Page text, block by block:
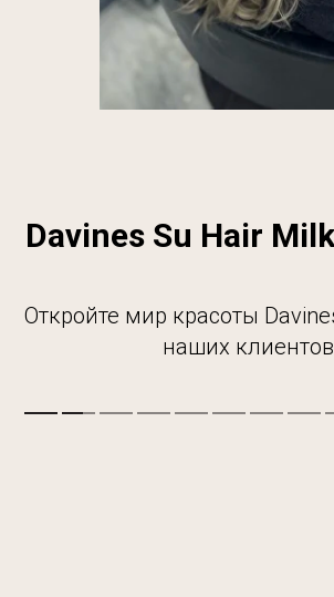
Davines Su Hair
Откройте мир красоты
наших клиентов